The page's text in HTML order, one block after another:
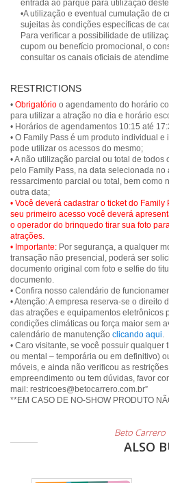
entrada ao parque para utilização
•A utilização e eventual cumulação de
sujeitas às condições específicas de
Para verificar a possibilidade de
cupom ou benefício promocional, o
consultar os canais oficiais de
RESTRICTIONS
• Obrigatório o agendamento do horário
para utilizar a atração no dia e horário
• Horários de agendamentos 10:15 até
• O Family Pass é um produto individual
pode utilizar os acessos do mesmo;
• A não utilização parcial ou total de
pelo Family Pass, na data selecionada
ressarcimento parcial ou total, bem como
• Você deverá cadastrar o ticket do
seu primeiro acesso você deverá
o operador do brinquedo tirar sua foto
atrações.
• Importante: Por segurança, a qualquer
transação não presencial, poderá ser
documento original com foto e selfie do
documento.
• Confira nosso calendário de
• Atenção: A empresa reserva-se o direito
das atrações e equipamentos eletrônicos
condições climáticas ou força maior sem
calendário de manutenção clicando aqui.
• Caro visitante, se você possuir
ou mental – temporária ou em definitivo)
móveis, e ainda não verificou as
empreendimento ou tem dúvidas, favor
mail: restricoes@betocarrero.com.br”
**EM CASO DE NO-SHOW PRODUTO
Beto Carrero
ALSO